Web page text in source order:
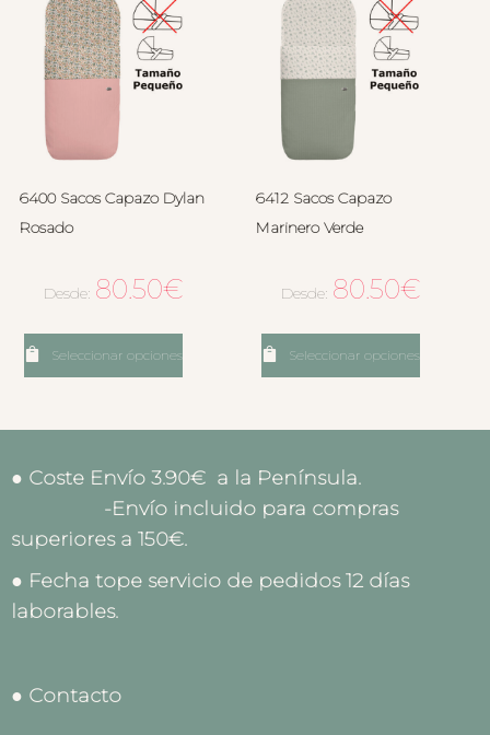
6400 Sacos Capazo Dylan
Rosado
Desde: 80.50€
Seleccionar opciones
6412 Sacos Capazo
Marinero Verde
Desde: 80.50€
Seleccionar opciones
● Coste Envío 3.90€ a la Península.
-Envío incluido para compras
superiores a 150€.
● Fecha tope servicio de pedidos 12 días
laborables.
● Contacto